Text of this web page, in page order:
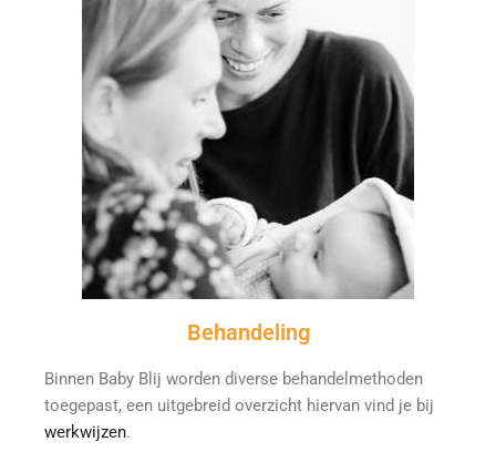
Behandeling
Binnen Baby Blij worden diverse behandelmethoden
toegepast, een uitgebreid overzicht hiervan vind je bij
werkwijzen.